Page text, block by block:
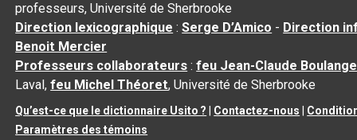
professeurs, Université de Sherbrooke
Direction lexicographique :Serge D’Amico - Direction
Benoit Mercier
Professeurs collaborateurs :feu Jean-Claude
Laval,feu Michel Théoret, Université de Sherbrooke
Qu’est-ce que le dictionnaire Usito ? Contactez-nous
Paramètres des témoins